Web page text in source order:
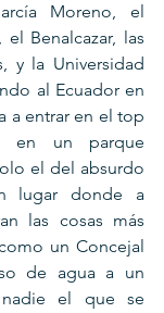
Moreno, el
Benalcazar, las
y la Universidad
al Ecuador en
a entrar en el top
en un parque
el del absurdo
lugar donde a
las cosas más
un Concejal
de agua a un
el que se